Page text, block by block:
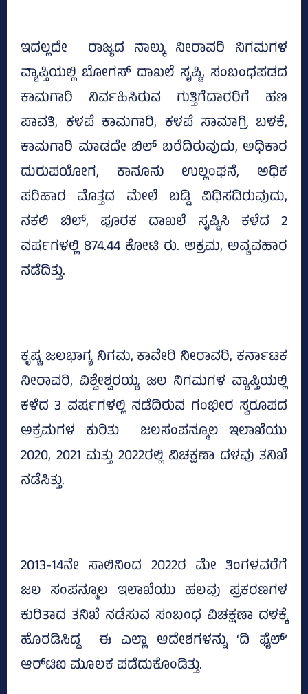
ಇದಲ್ಲದೇ ರಾಜ್ಯದ ನಾಲ್ಕು ನೀರಾವರಿ ನಿಗಮಗಳ
ವ್ಯಾಪ್ತಿಯಲ್ಲಿ ಬೋಗಸ್‌ ದಾಖಲೆ ಸೃಷ್ಟಿ, ಸಂಬಂಧಪಡದ
ಕಾಮಗಾರಿ ನಿರ್ವಹಿಸಿರುವ ಗುತ್ತಿಗೆದಾರರಿಗೆ ಹಣ
ಪಾವತಿ, ಕಳಪೆ ಕಾಮಗಾರಿ, ಕಳಪೆ ಸಾಮಾಗ್ರಿ ಬಳಕೆ,
ಕಾಮಗಾರಿ ಮಾಡದೇ ಬಿಲ್‌ ಬರೆದಿರುವುದು, ಅಧಿಕಾರ
ದುರುಪಯೋಗ, ಕಾನೂನು ಉಲ್ಲಂಘನೆ, ಅಧಿಕ
ಪರಿಹಾರ ಮೊತ್ತದ ಮೇಲೆ ಬಡ್ಡಿ ವಿಧಿಸದಿರುವುದು,
ನಕಲಿ ಬಿಲ್‌, ಪೂರಕ ದಾಖಲೆ ಸೃಷ್ಟಿಸಿ ಕಳೆದ 2
ವರ್ಷಗಳಲ್ಲಿ 874.44 ಕೋಟಿ ರು. ಅಕ್ರಮ, ಅವ್ಯವಹಾರ
ನಡೆದಿತ್ತು.
ಕೃಷ್ಣ ಜಲಭಾಗ್ಯ ನಿಗಮ, ಕಾವೇರಿ ನೀರಾವರಿ, ಕರ್ನಾಟಕ
ನೀರಾವರಿ, ವಿಶ್ವೇಶ್ವರಯ್ಯ ಜಲ ನಿಗಮಗಳ ವ್ಯಾಪ್ತಿಯಲ್ಲಿ
ಕಳೆದ 3 ವರ್ಷಗಳಲ್ಲಿ ನಡೆದಿರುವ ಗಂಭೀರ ಸ್ವರೂಪದ
ಅಕ್ರಮಗಳ ಕುರಿತು ಜಲಸಂಪನ್ಮೂಲ ಇಲಾಖೆಯು
2020, 2021 ಮತ್ತು 2022ರಲ್ಲಿ ವಿಚಕ್ಷಣಾ ದಳವು ತನಿಖೆ
ನಡೆಸಿತ್ತು.
2013-14ನೇ ಸಾಲಿನಿಂದ 2022ರ ಮೇ ತಿಂಗಳವರೆಗೆ
ಜಲ ಸಂಪನ್ಮೂಲ ಇಲಾಖೆಯು ಹಲವು ಪ್ರಕರಣಗಳ
ಕುರಿತಾದ ತನಿಖೆ ನಡೆಸುವ ಸಂಬಂಧ ವಿಚಕ್ಷಣಾ ದಳಕ್ಕೆ
ಹೊರಡಿಸಿದ್ದ ಈ ಎಲ್ಲಾ ಆದೇಶಗಳನ್ನು ‘ದಿ ಫೈಲ್‌’
ಆರ್‌ಟಿಐ ಮೂಲಕ ಪಡೆದುಕೊಂಡಿತ್ತು.